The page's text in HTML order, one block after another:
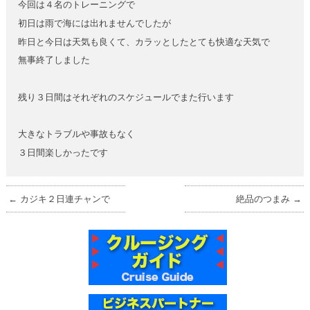
今回は４名のトレーニングで
初日は雨で海には出れませんでしたが
昨日と今日は天気も良くて、カラッとしたとても快適な天気で
無事終了しました
残り３日間はそれぞれのスケジュールでまた行います
大きなトラブルや事故もなく
３日間楽しかったです
← カジキ２日連チャンで 絶品のつまみ →